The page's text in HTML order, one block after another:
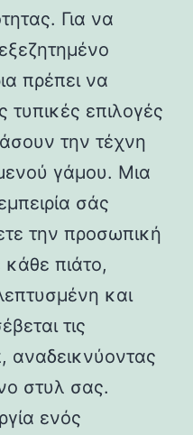
Για να
πρέπει να
τυπικές επιλογές
την τέχνη
γάμου. Μια
σάς
την προσωπική
πιάτο,
και
τις
αναδεικνύοντας
στυλ σας.
ενός